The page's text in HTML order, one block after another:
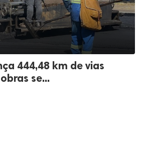
444,48 km de vias
se...